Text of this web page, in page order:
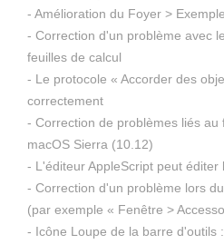
- Amélioration du Foyer >
- Correction d'un problème avec
feuilles de calcul
- Le protocole « Accorder des
correctement
- Correction de problèmes liés au
macOS Sierra (10.12)
- L'éditeur AppleScript peut éditer
- Correction d'un problème lors
(par exemple « Fenêtre >
- Icône Loupe de la barre d'outils